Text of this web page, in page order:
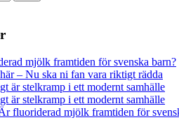
mjölk framtiden för svenska barn?
– Nu ska ni fan vara riktigt rädda
är stelkramp i ett modernt samhälle
är stelkramp i ett modernt samhälle
fluoriderad mjölk framtiden för